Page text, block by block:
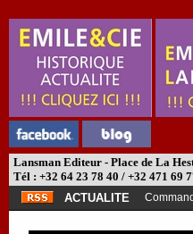
Lansman Editeur - Place de La
Tél : +32 64 23 78 40 / +32 471 69
ACTUALITE